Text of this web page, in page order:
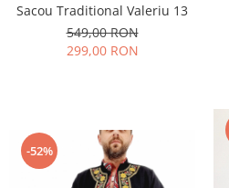
Sacou Traditional Valeriu 13
549,00 RON
299,00 RON
-52%